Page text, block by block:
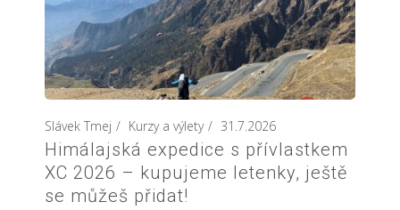
Slávek Tmej Kurzy a výlety 31.7.2026
Himálajská expedice s přívlastkem
XC 2026 – kupujeme letenky, ještě
se můžeš přidat!